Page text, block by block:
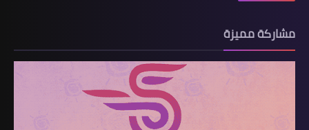
مشاركة مميزة